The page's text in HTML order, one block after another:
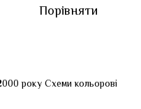
Порівняти
року Схеми кольорові